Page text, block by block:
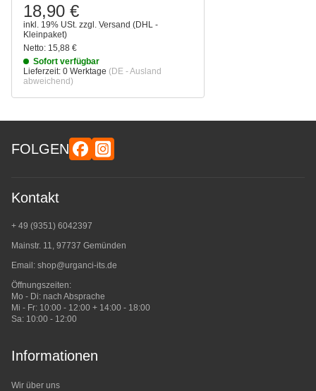
18,90 €
inkl. 19% USt. zzgl. Versand (DHL -
Kleinpaket)
Netto: 15,88 €
Sofort verfügbar
Lieferzeit: 0 Werktage (DE - Ausland
abweichend)
FOLGEN
Kontakt
+ 49 (9351) 6042397
Mainstr. 11, 97737 Gemünden
Email: shop@urganci-its.de
Öffnungszeiten:
Mo - Di: nach Absprache
Mi - Fr: 10:00 - 12:00 + 14:00 - 18:00
Sa: 10:00 - 12:00
Informationen
Wir über uns